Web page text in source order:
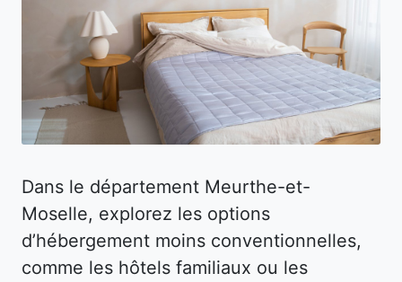
Dans le département Meurthe-et-
Moselle, explorez les options
d’hébergement moins conventionnelles,
comme les hôtels familiaux ou les